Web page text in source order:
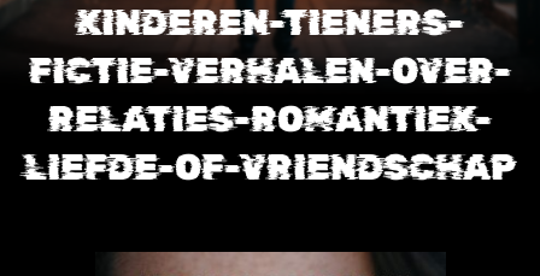
KINDEREN-TIENERS-
FICTIE-VERHALEN-OVER-
RELATIES-ROMANTIEK-
LIEFDE-OF-VRIENDSCHAP